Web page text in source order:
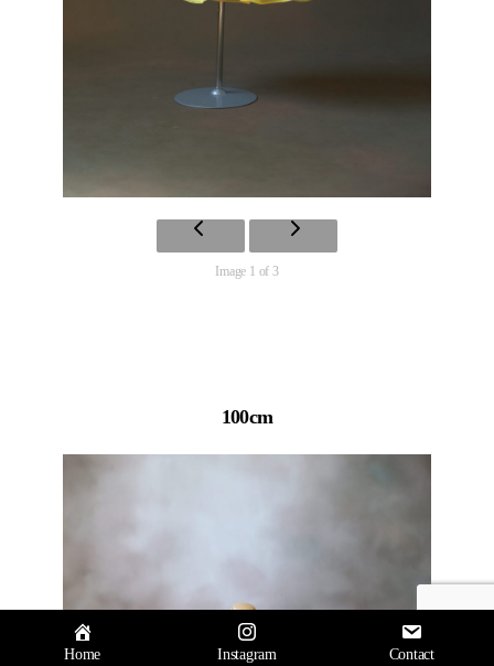
Image 1 of 3
100cm
トップへ
Home Instagram Contact